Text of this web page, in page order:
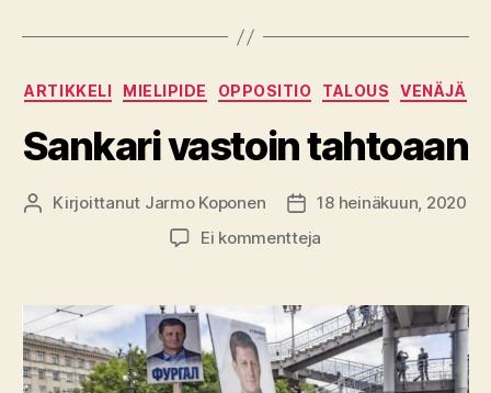
Kategoriat
ARTIKKELI MIELIPIDE OPPOSITIO TALOUS VENÄJÄ
Sankari vastoin tahtoaan
Kirjoittaja
Kirjoittanut Jarmo Koponen Julkaisupäivämäärä
18 heinäkuun, 2020
Ei kommentteja
tahtoaan